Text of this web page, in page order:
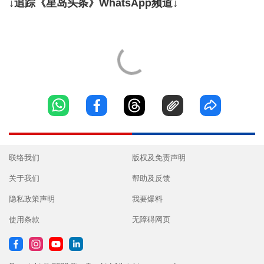
↓追踪《星岛头条》WhatsApp频道↓
联络我们
关于我们
隐私政策声明
使用条款
版权及免责声明
帮助及反馈
我要爆料
无障碍网页